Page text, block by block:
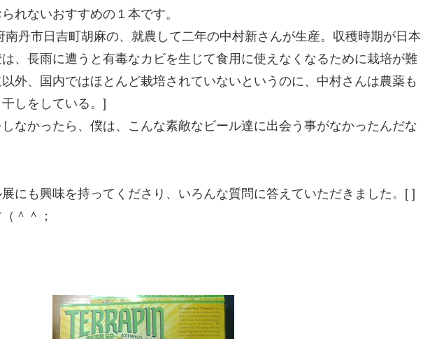
れないおすすめの１本です。
南丹市日吉町胡麻の、就農して二年の中村新さんが生産。収穫時期が日本
、長雨に遭うと有毒なカビを生じて食用に使えなくなるために栽培が難
外、国内ではほとんど栽培されていないというのに、中村さんは農薬も
しをしている。]
なかったら、僕は、こんな素敵なビール達に出会う事がなかったんだな
にも興味を持ってくださり、いろんな質問に答えていただきました。[ ]
＾＾；